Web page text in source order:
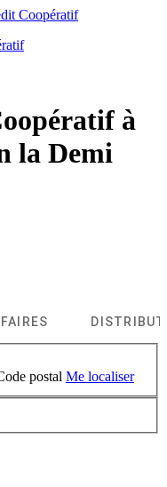
Coopératif
à
la Demi
postal Me localiser